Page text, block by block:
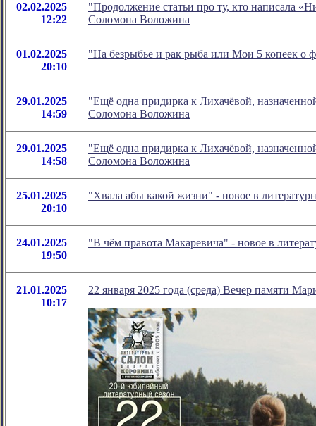
02.02.2025
12:22
"Продолжение статьи про ту, кто написала
Соломона Воложина
01.02.2025
20:10
"На безрыбье и рак рыба или Мои 5 копеек о
29.01.2025
14:59
"Ещё одна придирка к Лихачёвой,
Соломона Воложина
29.01.2025
14:58
"Ещё одна придирка к Лихачёвой,
Соломона Воложина
25.01.2025
20:10
"Хвала абы какой жизни" - новое в
24.01.2025
19:50
"В чём правота Макаревича" - новое в
21.01.2025
10:17
22 января 2025 года (среда) Вечер памяти